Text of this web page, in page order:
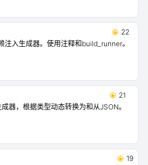
22
入生成器。使用注释和build_runner。
21
器，根据类型动态转换为和从JSON。
19